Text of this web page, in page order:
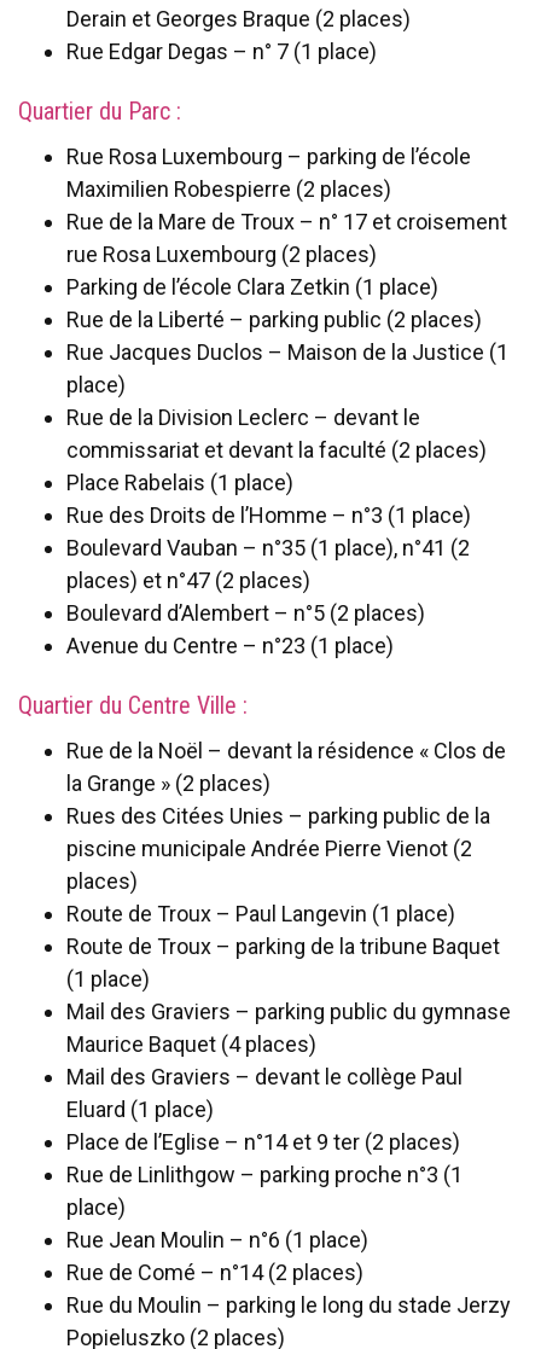
Derain et Georges Braque (2 places)
Rue Edgar Degas – n° 7 (1 place)
Quartier du Parc :
Rue Rosa Luxembourg – parking de l’école
Maximilien Robespierre (2 places)
Rue de la Mare de Troux – n° 17 et croisement
rue Rosa Luxembourg (2 places)
Parking de l’école Clara Zetkin (1 place)
Rue de la Liberté – parking public (2 places)
Rue Jacques Duclos – Maison de la Justice (1
place)
Rue de la Division Leclerc – devant le
commissariat et devant la faculté (2 places)
Place Rabelais (1 place)
Rue des Droits de l’Homme – n°3 (1 place)
Boulevard Vauban – n°35 (1 place), n°41 (2
places) et n°47 (2 places)
Boulevard d’Alembert – n°5 (2 places)
Avenue du Centre – n°23 (1 place)
Quartier du Centre Ville :
Rue de la Noël – devant la résidence « Clos de
la Grange » (2 places)
Rues des Citées Unies – parking public de la
piscine municipale Andrée Pierre Vienot (2
places)
Route de Troux – Paul Langevin (1 place)
Route de Troux – parking de la tribune Baquet
(1 place)
Mail des Graviers – parking public du gymnase
Maurice Baquet (4 places)
Mail des Graviers – devant le collège Paul
Eluard (1 place)
Place de l’Eglise – n°14 et 9 ter (2 places)
Rue de Linlithgow – parking proche n°3 (1
place)
Rue Jean Moulin – n°6 (1 place)
Rue de Comé – n°14 (2 places)
Rue du Moulin – parking le long du stade Jerzy
Popieluszko (2 places)